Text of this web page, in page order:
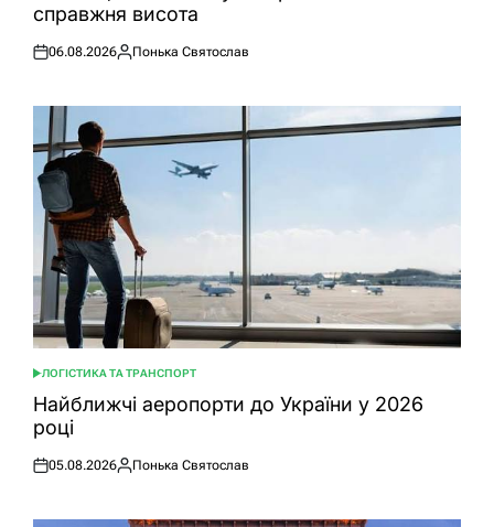
справжня висота
Оприлюднено
06.08.2026
Опубліковано
Понька Святослав
ОПУБЛІКУВАТИ
У
ЛОГІСТИКА ТА ТРАНСПОРТ
Найближчі аеропорти до України у 2026
році
Оприлюднено
05.08.2026
Опубліковано
Понька Святослав